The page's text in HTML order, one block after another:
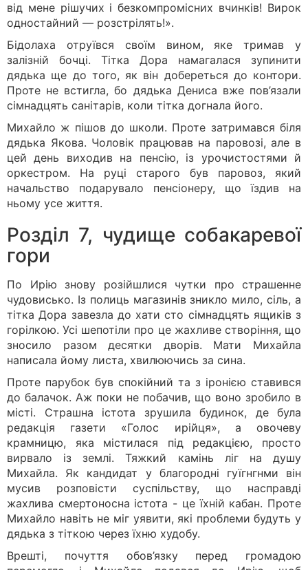
від мене рішучих і безкомпромісних вчинків! Вирок
одностайний — розстрілять!».
Бідолаха отруївся своїм вином, яке тримав у
залізній бочці. Тітка Дора намагалася зупинити
дядька ще до того, як він добереться до контори.
Проте не встигла, бо дядька Дениса вже пов’язали
сімнадцять санітарів, коли тітка догнала його.
Михайло ж пішов до школи. Проте затримався біля
дядька Якова. Чоловік працював на паровозі, але в
цей день виходив на пенсію, із урочистостями й
оркестром. На руці старого був паровоз, який
начальство подарувало пенсіонеру, що їздив на
ньому усе життя.
Розділ 7, чудище собакаревої
гори
По Ирію знову розійшлися чутки про страшенне
чудовисько. Із полиць магазинів зникло мило, сіль, а
тітка Дора завезла до хати сто сімнадцять ящиків з
горілкою. Усі шепотіли про це жахливе створіння, що
зносило разом десятки дворів. Мати Михайла
написала йому листа, хвилюючись за сина.
Проте парубок був спокійний та з іронією ставився
до балачок. Аж поки не побачив, що воно зробило в
місті. Страшна істота зрушила будинок, де була
редакція газети «Голос ирійця», а овочеву
крамницю, яка містилася під редакцією, просто
вирвало із землі. Тяжкий камінь ліг на душу
Михайла. Як кандидат у благородні гуїгнгнми він
мусив розповісти суспільству, що насправді
жахлива смертоносна істота - це їхній кабан. Проте
Михайло навіть не міг уявити, які проблеми будуть у
дядька з тіткою через їхню худобу.
Врешті, почуття обов’язку перед громадою